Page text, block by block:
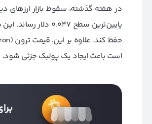
در هفته گذشته، سقوط بازار ارزهای
است باعث ایجاد یک پولبک جزئی شود.